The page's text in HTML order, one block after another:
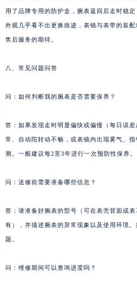
用了品牌专用的防护盒，腕表返回后走时稳
外观几乎看不出更换痕迹，表镜与表带的装
售后服务的期待。
八、常见问题问答
问：如何判断我的腕表是否需要保养？
答：如果发现走时明显偏快或偏慢（每日误
常、自动陀转动不畅，或表镜内出现雾气、
测。一般建议每2至3年进行一次预防性保养。
问：送修前需要准备哪些信息？
答：请准备好腕表的型号（可在表壳背面或
有），并描述腕表的异常现象以及使用环境
题。
问：维修期间可以查询进度吗？